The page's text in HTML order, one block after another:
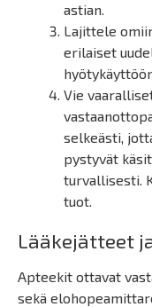
astian.
Lajittele
erilaiset
Vie
selkeästi,
pystyvät
turvallisesti.
tuot.
Lääkejätteet
Apteekit ottavat
sekä